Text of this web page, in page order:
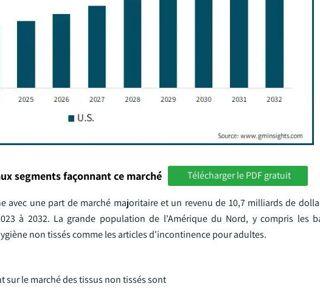
segments façonnant ce marché Télécharger le PDF gratuit
avec une part de marché majoritaire et un revenu de 10,7 milliards de
à 2032. La grande population de l'Amérique du Nord, y compris les
non tissés comme les articles d'incontinence pour adultes.
le marché des tissus non tissés sont